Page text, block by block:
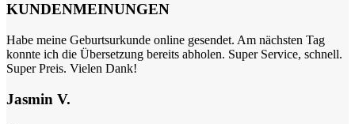
KUNDENMEINUNGEN
Habe meine Geburtsurkunde online gesendet. Am nächsten Tag
konnte ich die Übersetzung bereits abholen. Super Service, schnell.
Super Preis. Vielen Dank!
Jasmin V.